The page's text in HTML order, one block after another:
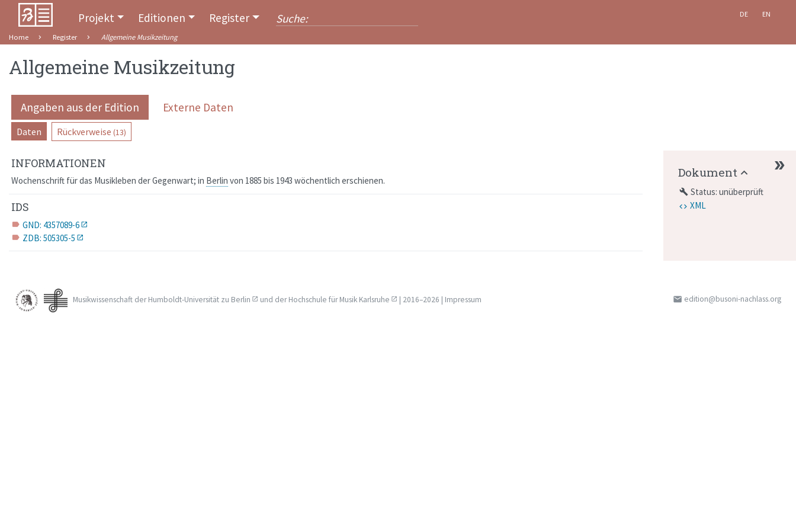
Projekt Editionen Register DE EN
Home Register Allgemeine Musikzeitung
Allgemeine Musikzeitung
Angaben aus der Edition Externe Daten
Daten Rückverweise (13)
INFORMATIONEN
Wochenschrift für das Musikleben der Gegenwart; in Berlin von 1885 bis 1943 wöchentlich erschienen.
IDS
label GND: 4357089-6
label ZDB: 505305-5
Dokument
build Status: unüberprüft
XML
Musikwissenschaft derHumboldt-Universität zu Berlin und derHochschule für Musik Karlsruhe | 2016–2026 | Impressum email edition@busoni-nachlass.org